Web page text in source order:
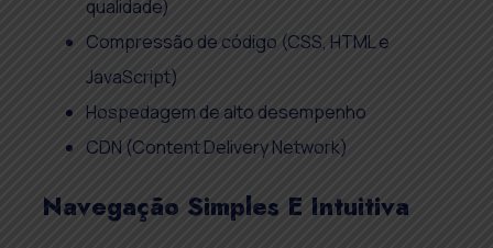
qualidade)
Compressão de código (CSS, HTML e
JavaScript)
Hospedagem de alto desempenho
CDN (Content Delivery Network)
Navegação Simples E Intuitiva